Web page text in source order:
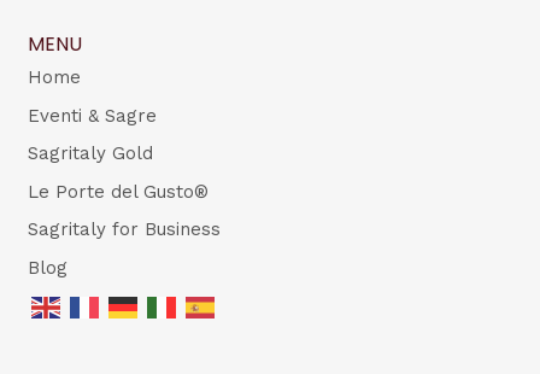
MENU
Home
Eventi & Sagre
Sagritaly Gold
Le Porte del Gusto®
Sagritaly for Business
Blog